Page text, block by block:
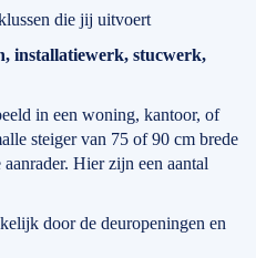
die jij uitvoert
installatiewerk, stucwerk,
in een woning, kantoor, of
steiger van 75 of 90 cm brede
Hier zijn een aantal
door de deuropeningen en